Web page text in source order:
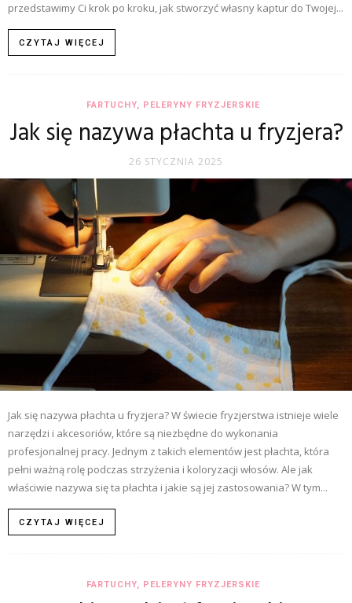
przedstawimy Ci krok po kroku, jak stworzyć własny kaptur do Twojej...
CZYTAJ WIĘCEJ
FARTUCHY, PELERYNY FRYZJERSKIE
Jak się nazywa płachta u fryzjera?
26 STYCZNIA 2025
Jak się nazywa płachta u fryzjera? W świecie fryzjerstwa istnieje wiele
narzędzi i akcesoriów, które są niezbędne do wykonania
profesjonalnej pracy. Jednym z takich elementów jest płachta, która
pełni ważną rolę podczas strzyżenia i koloryzacji włosów. Ale jak
właściwie nazywa się ta płachta i jakie są jej zastosowania? W tym...
CZYTAJ WIĘCEJ
FARTUCHY, PELERYNY FRYZJERSKIE